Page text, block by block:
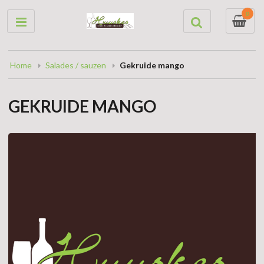
0
Home Salades / sauzen Gekruide mango
GEKRUIDE MANGO